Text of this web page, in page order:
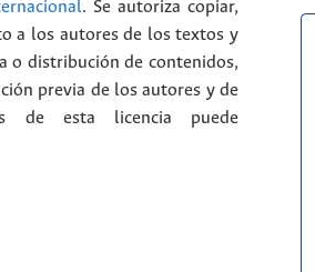
. Se autoriza copiar,
a los autores de los textos y
o distribución de contenidos,
previa de los autores y de
de esta licencia puede